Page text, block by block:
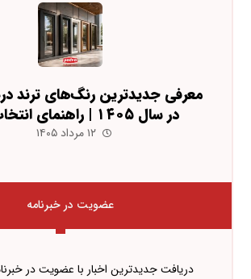
معرفی جدیدترین رنگ‌های ترند
در سال ۱۴۰۵ | راهنمای انتخاب رنگ
۱۲ مرداد ۱۴۰۵
عضویت در خبرنامه
دریافت جدیدترین اخبار با عضویت در